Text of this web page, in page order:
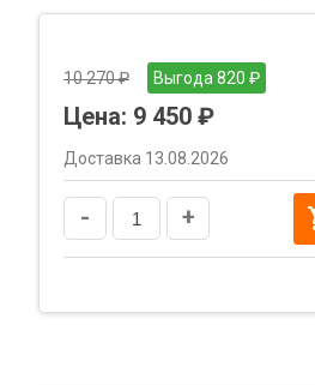
10 270 ₽ Выгода 820 ₽
Цена: 9 450 ₽
Доставка 13.08.2026
- +